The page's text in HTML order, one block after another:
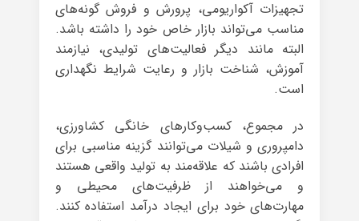
تجهیزات آکواریومی، پرورش و فروش گونه‌های
مناسب می‌تواند بازار خاص خود را داشته باشد.
البته مانند دیگر فعالیت‌های تولیدی، نیازمند
آموزش، شناخت بازار و رعایت شرایط نگهداری
است.
در مجموع، کسب‌وکارهای خانگی کشاورزی،
دامپروری و شیلات می‌توانند گزینه مناسبی برای
افرادی باشند که علاقه‌مند به تولید واقعی هستند
و می‌خواهند از ظرفیت‌های محیطی و
مهارت‌های خود برای ایجاد درآمد استفاده کنند.